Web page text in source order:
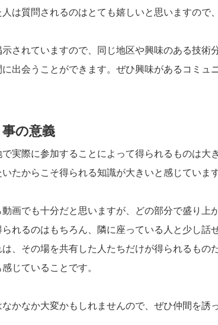
は質問されるのはとても嬉しいと思いますので
されていますので、同じ地区や興味のある技術
出会うことができます。ぜひ興味があるコミュ
の意義
実際に参加することによって得られるものは大
たからこそ得られる知識が大きいと感じています
画でも十分だと思いますが、どの部分で盛り上
れるのはもちろん、隣に座っている人と少し話
、その場を共有した人たちだけが得られるもの
じていることです。
かなか大変かもしれませんので、ぜひ仲間を誘